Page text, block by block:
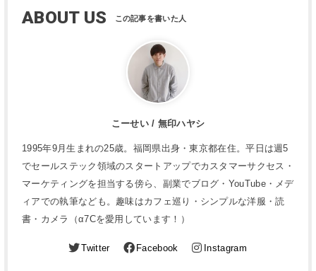
ABOUT US
こーせい / 無印ハヤシ
1995年9月生まれの25歳。福岡県出身・東京都在住。平日は週5
でセールステック領域のスタートアップでカスタマーサクセス・
マーケティングを担当する傍ら、副業でブログ・YouTube・メデ
ィアでの執筆なども。趣味はカフェ巡り・シンプルな洋服・読
書・カメラ（α7Cを愛用しています！）
Twitter Facebook Instagram